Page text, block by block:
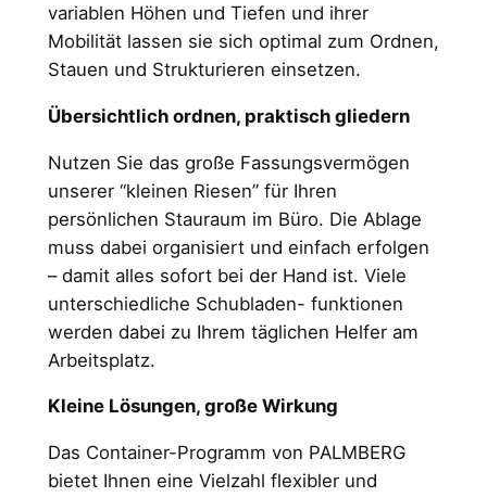
variablen Höhen und Tiefen und ihrer
Mobilität lassen sie sich optimal zum Ordnen,
Stauen und Strukturieren einsetzen.
Übersichtlich ordnen, praktisch gliedern
Nutzen Sie das große Fassungsvermögen
unserer “kleinen Riesen” für Ihren
persönlichen Stauraum im Büro. Die Ablage
muss dabei organisiert und einfach erfolgen
– damit alles sofort bei der Hand ist. Viele
unterschiedliche Schubladen- funktionen
werden dabei zu Ihrem täglichen Helfer am
Arbeitsplatz.
Kleine Lösungen, große Wirkung
Das Container-Programm von PALMBERG
bietet Ihnen eine Vielzahl flexibler und